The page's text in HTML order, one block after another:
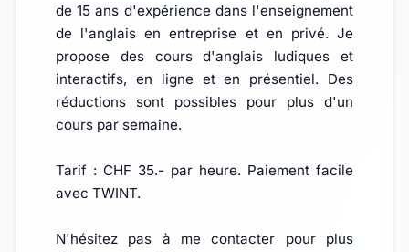
de 15 ans d'expérience dans l'enseignement
de l'anglais en entreprise et en privé. Je
propose des cours d'anglais ludiques et
interactifs, en ligne et en présentiel. Des
réductions sont possibles pour plus d'un
cours par semaine.
Tarif : CHF 35.- par heure. Paiement facile
avec TWINT.
N'hésitez pas à me contacter pour plus